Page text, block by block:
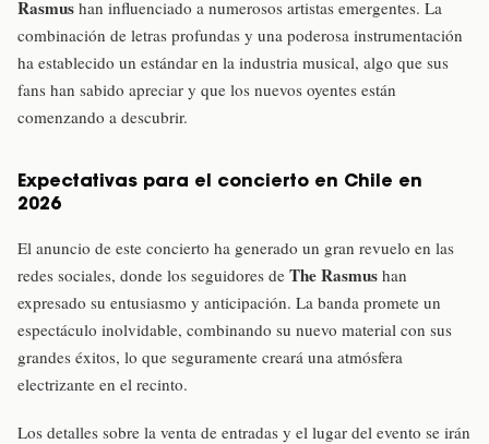
Rasmus han influenciado a numerosos artistas emergentes. La
combinación de letras profundas y una poderosa instrumentación
ha establecido un estándar en la industria musical, algo que sus
fans han sabido apreciar y que los nuevos oyentes están
comenzando a descubrir.
Expectativas para el concierto en Chile en
2026
El anuncio de este concierto ha generado un gran revuelo en las
redes sociales, donde los seguidores de The Rasmus han
expresado su entusiasmo y anticipación. La banda promete un
espectáculo inolvidable, combinando su nuevo material con sus
grandes éxitos, lo que seguramente creará una atmósfera
electrizante en el recinto.
Los detalles sobre la venta de entradas y el lugar del evento se irán